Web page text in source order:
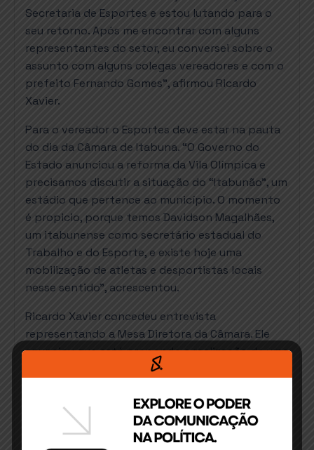
Secretaria de Esportes e estou lutando para o
seu retorno. Após me encontrar com alguns
representantes do setor, eu conversei sobre o
assunto com alguns colegas vereadores e com o
prefeito Fernando Gomes”, afirmou Ricardo
Xavier.
Para o vereador o Esportes deve estar na pauta
do dia da Câmara de Itabuna. “O Governo do
Estado anunciou a reforma da Vila Olímpica e
precisamos discutir a situação do “Itabunão”, um
estádio que pertence ao município. O momento
é propicio, porque temos Davidson Magalhães,
um itabunense como secretário estadual do
Trabalho e do Esporte, e existe hoje uma
mobilização de atletas e desportistas locais
nesse sentido”, acrescentou.
Ricardo Xavier concedeu entrevista
representando a Mesa Diretora da Câmara. Ele
anunciou que está propondo a realização de uma
Sessão Especial do Legislativo itabunense, com a
secretário Davidson Magalhães e de
representantes da sociedade, buscando
alternativas para essas questões. O vereador